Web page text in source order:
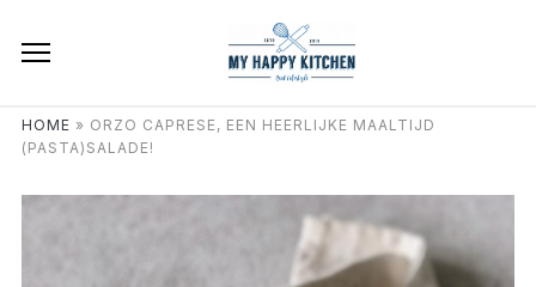
HOME » ORZO CAPRESE, EEN HEERLIJKE MAALTIJD
(PASTA)SALADE!